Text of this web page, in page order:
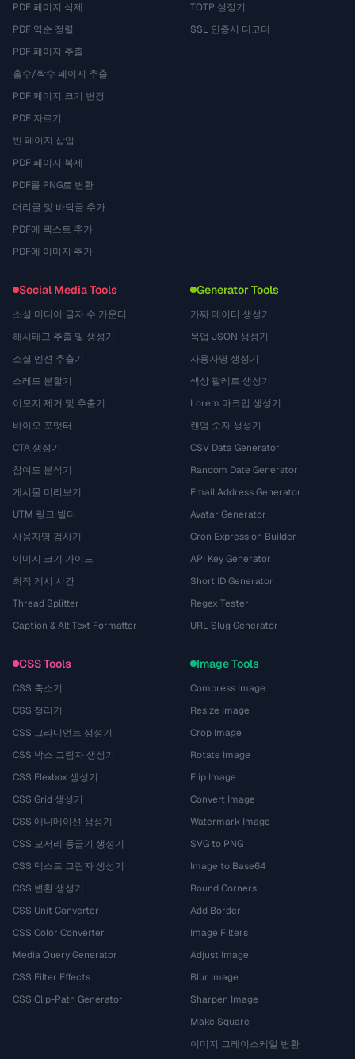
PDF 페이지 삭제
PDF 역순 정렬
PDF 페이지 추출
홀수/짝수 페이지 추출
PDF 페이지 크기 변경
PDF 자르기
빈 페이지 삽입
PDF 페이지 복제
PDF를 PNG로 변환
머리글 및 바닥글 추가
PDF에 텍스트 추가
PDF에 이미지 추가
TOTP 설정기
SSL 인증서 디코더
Social Media Tools
소셜 미디어 글자 수 카운터
해시태그 추출 및 생성기
소셜 멘션 추출기
스레드 분할기
이모지 제거 및 추출기
바이오 포맷터
CTA 생성기
참여도 분석기
게시물 미리보기
UTM 링크 빌더
사용자명 검사기
이미지 크기 가이드
최적 게시 시간
Thread Splitter
Caption & Alt Text Formatter
Generator Tools
가짜 데이터 생성기
목업 JSON 생성기
사용자명 생성기
색상 팔레트 생성기
Lorem 마크업 생성기
랜덤 숫자 생성기
CSV Data Generator
Random Date Generator
Email Address Generator
Avatar Generator
Cron Expression Builder
API Key Generator
Short ID Generator
Regex Tester
URL Slug Generator
CSS Tools
CSS 축소기
CSS 정리기
CSS 그라디언트 생성기
CSS 박스 그림자 생성기
CSS Flexbox 생성기
CSS Grid 생성기
CSS 애니메이션 생성기
CSS 모서리 둥글기 생성기
CSS 텍스트 그림자 생성기
CSS 변환 생성기
CSS Unit Converter
CSS Color Converter
Media Query Generator
CSS Filter Effects
CSS Clip-Path Generator
Image Tools
Compress Image
Resize Image
Crop Image
Rotate Image
Flip Image
Convert Image
Watermark Image
SVG to PNG
Image to Base64
Round Corners
Add Border
Image Filters
Adjust Image
Blur Image
Sharpen Image
Make Square
이미지 그레이스케일 변환